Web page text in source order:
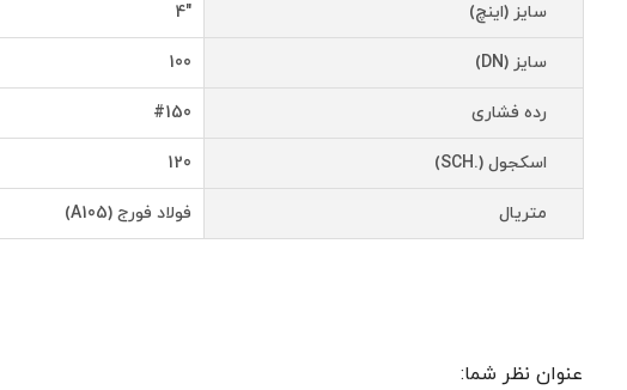
سایز (اینچ) "4
سایز (DN) 100
رده فشاری #150
اسکجول (.SCH) 120
متریال فولاد فورج (A105)
عنوان نظر شما: